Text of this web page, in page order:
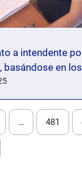
a intendente
basándose en los
… 481